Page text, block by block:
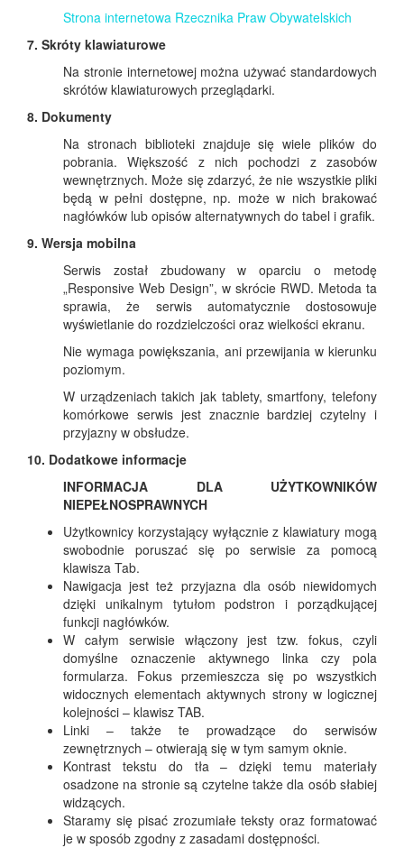
Strona internetowa Rzecznika Praw Obywatelskich
7. Skróty klawiaturowe
Na stronie internetowej można używać standardowych
skrótów klawiaturowych przeglądarki.
8. Dokumenty
Na stronach biblioteki znajduje się wiele plików do
pobrania. Większość z nich pochodzi z zasobów
wewnętrznych. Może się zdarzyć, że nie wszystkie pliki
będą w pełni dostępne, np. może w nich brakować
nagłówków lub opisów alternatywnych do tabel i grafik.
9. Wersja mobilna
Serwis został zbudowany w oparciu o metodę
„Responsive Web Design”, w skrócie RWD. Metoda ta
sprawia, że serwis automatycznie dostosowuje
wyświetlanie do rozdzielczości oraz wielkości ekranu.
Nie wymaga powiększania, ani przewijania w kierunku
poziomym.
W urządzeniach takich jak tablety, smartfony, telefony
komórkowe serwis jest znacznie bardziej czytelny i
przyjazny w obsłudze.
10. Dodatkowe informacje
INFORMACJA DLA UŻYTKOWNIKÓW
NIEPEŁNOSPRAWNYCH
Użytkownicy korzystający wyłącznie z klawiatury mogą
swobodnie poruszać się po serwisie za pomocą
klawisza Tab.
Nawigacja jest też przyjazna dla osób niewidomych
dzięki unikalnym tytułom podstron i porządkującej
funkcji nagłówków.
W całym serwisie włączony jest tzw. fokus, czyli
domyślne oznaczenie aktywnego linka czy pola
formularza. Fokus przemieszcza się po wszystkich
widocznych elementach aktywnych strony w logicznej
kolejności – klawisz TAB.
Linki – także te prowadzące do serwisów
zewnętrznych – otwierają się w tym samym oknie.
Kontrast tekstu do tła – dzięki temu materiały
osadzone na stronie są czytelne także dla osób słabiej
widzących.
Staramy się pisać zrozumiałe teksty oraz formatować
je w sposób zgodny z zasadami dostępności.